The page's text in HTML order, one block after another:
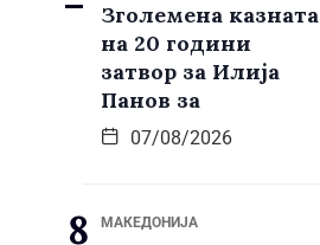
Зголемена казната
на 20 години
затвор за Илија
Панов за
07/08/2026
МАКЕДОНИЈА